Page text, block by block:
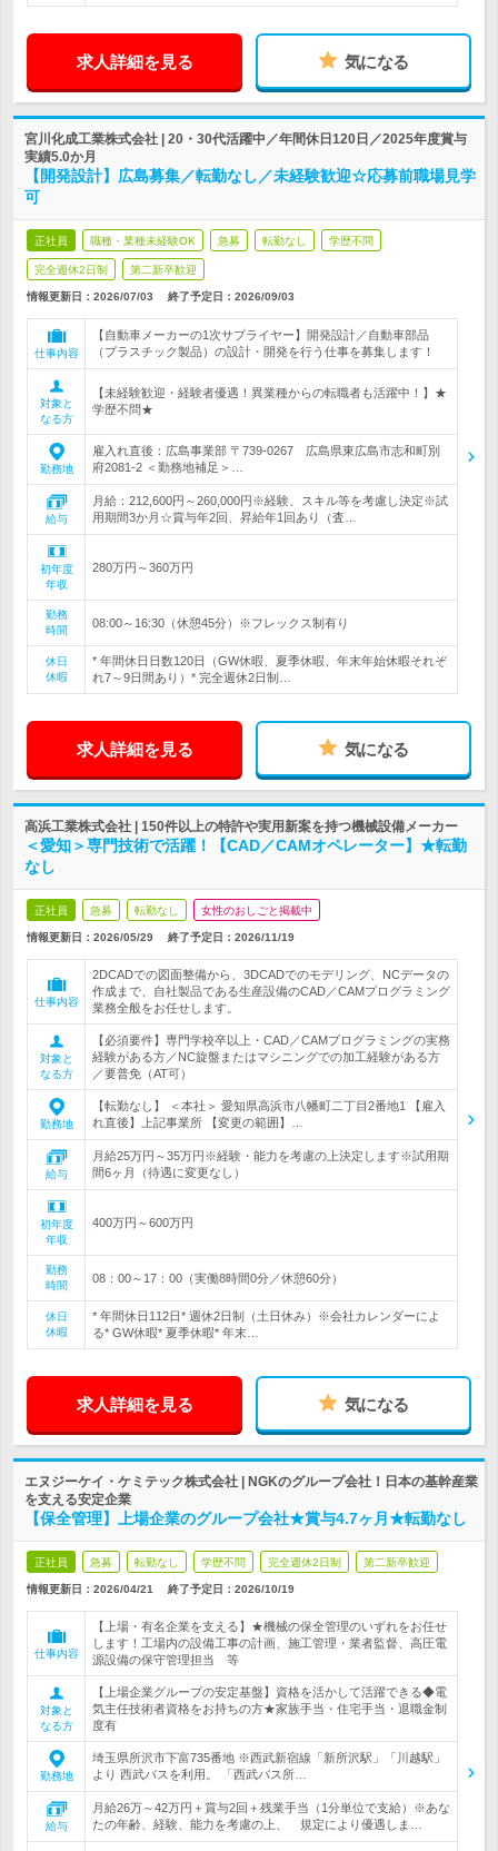
求人詳細を見る 気になる
宮川化成工業株式会社 | 20・30代活躍中／年間休日120日／2025年度賞与
実績5.0か月
【開発設計】広島募集／転勤なし／未経験歓迎☆応募前職場見学
可
正社員 職種・業種未経験OK 急募 転勤なし 学歴不問
完全週休2日制 第二新卒歓迎
情報更新日：2026/07/03 終了予定日： 2026/09/03
仕事内容
【自動車メーカーの1次サプライヤー】開発設計／自動車部品
（プラスチック製品）の設計・開発を行う仕事を募集します！
対象と
なる方
【未経験歓迎・経験者優遇！異業種からの転職者も活躍中！】★
学歴不問★
勤務地
雇入れ直後：広島事業部 〒739-0267 広島県東広島市志和町別
府2081-2 ＜勤務地補足＞…
給与
月給：212,600円～260,000円※経験、スキル等を考慮し決定※試
用期間3か月☆賞与年2回、昇給年1回あり（査…
初年度
年収
280万円～360万円
勤務
時間
08:00～16:30（休憩45分）※フレックス制有り
休日
休暇
* 年間休日日数120日（GW休暇、夏季休暇、年末年始休暇それぞ
れ7～9日間あり）* 完全週休2日制…
求人詳細を見る 気になる
高浜工業株式会社 | 150件以上の特許や実用新案を持つ機械設備メーカー
＜愛知＞専門技術で活躍！【CAD／CAMオペレーター】★転勤
なし
正社員 急募 転勤なし 女性のおしごと掲載中
情報更新日：2026/05/29 終了予定日： 2026/11/19
仕事内容
2DCADでの図面整備から、3DCADでのモデリング、NCデータの
作成まで、自社製品である生産設備のCAD／CAMプログラミング
業務全般をお任せします。
対象と
なる方
【必須要件】専門学校卒以上・CAD／CAMプログラミングの実務
経験がある方／NC旋盤またはマシニングでの加工経験がある方
／要普免（AT可）
勤務地
【転勤なし】 ＜本社＞ 愛知県高浜市八幡町二丁目2番地1 【雇入
れ直後】上記事業所 【変更の範囲】…
給与
月給25万円～35万円※経験・能力を考慮の上決定します※試用期
間6ヶ月（待遇に変更なし）
初年度
年収
400万円～600万円
勤務
時間
08：00～17：00（実働8時間0分／休憩60分）
休日
休暇
* 年間休日112日* 週休2日制（土日休み）※会社カレンダーによ
る* GW休暇* 夏季休暇* 年末…
求人詳細を見る 気になる
エヌジーケイ・ケミテック株式会社 | NGKのグループ会社！日本の基幹産業
を支える安定企業
【保全管理】上場企業のグループ会社★賞与4.7ヶ月★転勤なし
正社員 急募 転勤なし 学歴不問 完全週休2日制 第二新卒歓迎
情報更新日：2026/04/21 終了予定日： 2026/10/19
仕事内容
【上場・有名企業を支える】★機械の保全管理のいずれをお任せ
します！工場内の設備工事の計画、施工管理・業者監督、高圧電
源設備の保守管理担当 等
対象と
なる方
【上場企業グループの安定基盤】資格を活かして活躍できる◆電
気主任技術者資格をお持ちの方★家族手当・住宅手当・退職金制
度有
勤務地
埼玉県所沢市下富735番地 ※西武新宿線「新所沢駅」「川越駅」
より 西武バスを利用。 「西武バス所…
給与
月給26万～42万円＋賞与2回＋残業手当（1分単位で支給）※あな
たの年齢、経験、能力を考慮の上、 規定により優遇しま…